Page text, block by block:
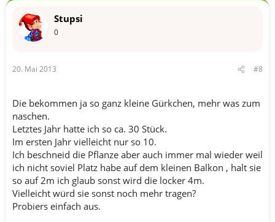
Stupsi
0
20. Mai 2013 #8
Die bekommen ja so ganz kleine Gürkchen, mehr was zum
naschen.
Letztes Jahr hatte ich so ca. 30 Stück.
Im ersten Jahr vielleicht nur so 10.
Ich beschneid die Pflanze aber auch immer mal wieder weil
ich nicht soviel Platz habe auf dem kleinen Balkon , halt sie
so auf 2m ich glaub sonst wird die locker 4m.
Vielleicht würd sie sonst noch mehr tragen?
Probiers einfach aus.